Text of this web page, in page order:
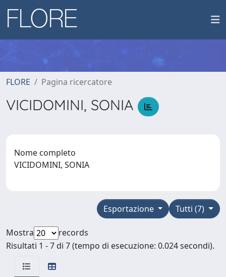
FLORE Pagina ricercatore
VICIDOMINI, SONIA
Nome completo
VICIDOMINI, SONIA
Tutti (7)
Esportazione
Mostra
records
Risultati 1 - 7 di 7 (tempo di esecuzione: 0.024 secondi).